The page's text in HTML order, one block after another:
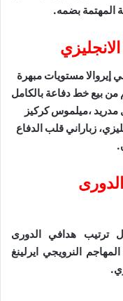
المهتمة بضمه.
إيروالا مستويات مبهرة
من بيع خط دفاعة بالكامل
مدريد ،ميلموس كركيز
زباراني قلب الدفاع
ترتيب هدافي الدورى
المهاجم النرويجي ايرلينغ